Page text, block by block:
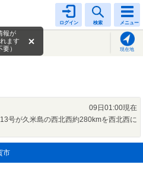
ログイン 検索 メニュー
現在地
報が
ます
要）
09日01:00現在
号が久米島の西北西約280kmを西北西に
市